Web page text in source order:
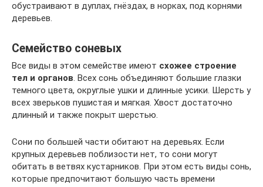
обустраивают в дуплах, гнёздах, в норках, под корнями
деревьев.
Семейство соневых
Все виды в этом семействе имеют схожее строение
тел и органов. Всех сонь объединяют большие глазки
темного цвета, округлые ушки и длинные усики. Шерсть у
всех зверьков пушистая и мягкая. Хвост достаточно
длинный и также покрыт шерстью.
Сони по большей части обитают на деревьях. Если
крупных деревьев поблизости нет, то сони могут
обитать в ветвях кустарников. При этом есть виды сонь,
которые предпочитают большую часть времени